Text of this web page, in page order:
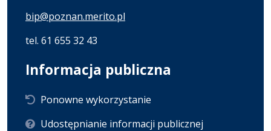
bip@poznan.merito.pl
tel. 61 655 32 43
Informacja publiczna
Ponowne wykorzystanie
Udostępnianie informacji publicznej